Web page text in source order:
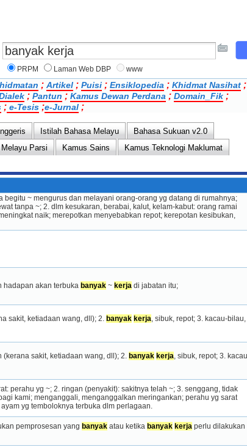
PRPM
Laman Web DBP www
; Artikel ; Puisi ; Ensiklopedia ; Khidmat Nasihat ;
; Pantun ; Kamus Dewan Perdana ; Domain_Fik ;
; e-Tesis ;e-Jurnal ;
Istilah Bahasa Melayu
Bahasa Sukuan v2.0
Parsi Kamus Sains
Kamus Teknologi Maklumat
begitu ~ mengurus dan melayani orang-orang yg datang di rumahnya;
tanpa ~; 2. dlm k­­e­­sukaran, berabai, kalut, kelam-kabut: orang ramai
naik; merepotkan menyebabkan repot; kerepotan kesibukan,
hadapan akan terbuka banyak ~ kerja di jabatan itu;
sakit, ketiadaan wang, dll); 2. banyak kerja , sibuk, repot; 3. kacau-bilau,
(kerana sakit, ketiadaan wang, dll); 2. banyak kerja , sibuk, repot; 3.
1. ringan (muatan perahu), lwn sarat: perahu yg ~; 2. ringan (penyakit): sakitnya telah ~; 3. senggang, tidak
kami; menganggali, menganggalkan meri­ng­an­­­­kan; perahu yg sarat
yg temboloknya ter­buka dlm perlagaan.
pemprosesan yang banyak atau ketika banyak kerja perlu dilakukan